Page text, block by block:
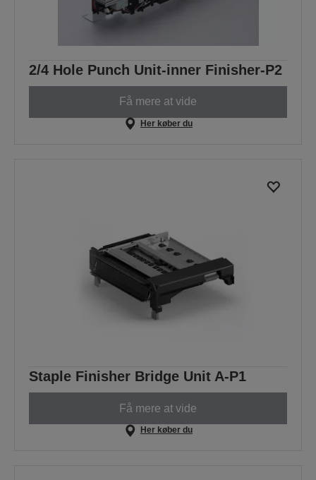
2/4 Hole Punch Unit-inner Finisher-P2
Få mere at vide
Her køber du
Staple Finisher Bridge Unit A-P1
Få mere at vide
Her køber du